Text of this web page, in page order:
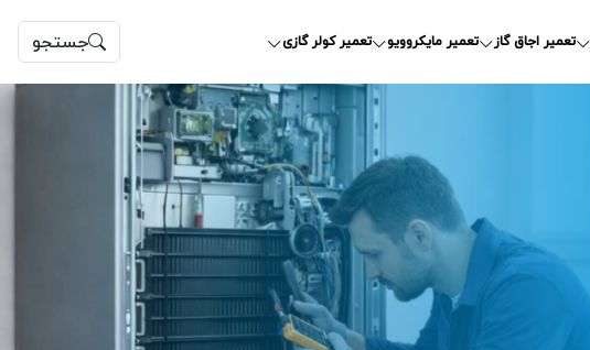
تعمیر اجاق گاز تعمیر مایکروویو تعمیر کولر گازی جستجو